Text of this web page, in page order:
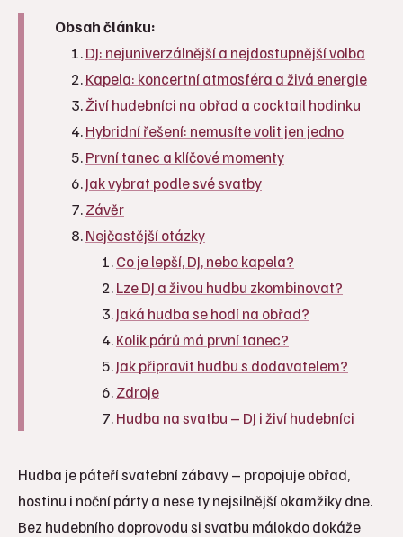
Obsah článku:
DJ: nejuniverzálnější a nejdostupnější volba
Kapela: koncertní atmosféra a živá energie
Živí hudebníci na obřad a cocktail hodinku
Hybridní řešení: nemusíte volit jen jedno
První tanec a klíčové momenty
Jak vybrat podle své svatby
Závěr
Nejčastější otázky
Co je lepší, DJ, nebo kapela?
Lze DJ a živou hudbu zkombinovat?
Jaká hudba se hodí na obřad?
Kolik párů má první tanec?
Jak připravit hudbu s dodavatelem?
Zdroje
Hudba na svatbu – DJ i živí hudebníci
Hudba je páteří svatební zábavy – propojuje obřad,
hostinu i noční párty a nese ty nejsilnější okamžiky dne.
Bez hudebního doprovodu si svatbu málokdo dokáže